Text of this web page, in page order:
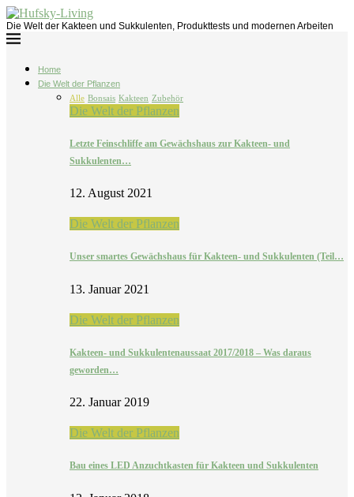
Die Welt der Kakteen und Sukkulenten, Produkttests und modernen Arbeiten
Home
Die Welt der Pflanzen
Alle Bonsais Kakteen Zubehör
Die Welt der Pflanzen
Letzte Feinschliffe am Gewächshaus zur Kakteen- und
Sukkulenten…
12. August 2021
Die Welt der Pflanzen
Unser smartes Gewächshaus für Kakteen- und Sukkulenten (Teil…
13. Januar 2021
Die Welt der Pflanzen
Kakteen- und Sukkulentenaussaat 2017/2018 – Was daraus
geworden…
22. Januar 2019
Die Welt der Pflanzen
Bau eines LED Anzuchtkasten für Kakteen und Sukkulenten